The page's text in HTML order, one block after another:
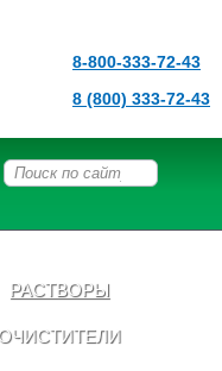
8-800-333-72-43
8 (800) 333-72-43
РАСТВОРЫ
ОЧИСТИТЕЛИ